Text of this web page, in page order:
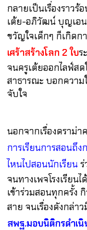
กลายเป็นเรื่องราวร้
เต้ย-อภิวัฒน์ บุญเอ
ขวัญใจเด็กๆ ก็เกิด
เศร้าสร้างโลก 2 ใบร
จนครูเต้ยออกไลฟ์ส
สาธารณะ บอกความ
จับใจ
นอกจากเรื่องดราม่า
การเรียนการสอนถึง
ไหนไปสอนนักเรียน
จนทางเพจโรงเรียน
เข้าร่วมสอนทุกครั้ง
สาย จนเรื่องดังกล่า
สพฐ.มอบนิติกรดำเนิ